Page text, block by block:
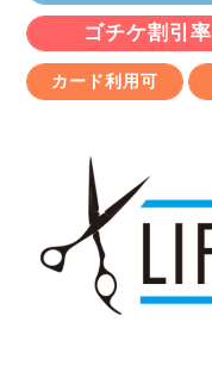
ゴチケ割引率
カード利用可